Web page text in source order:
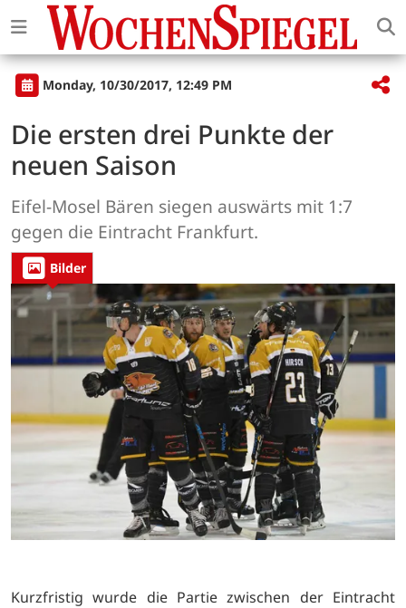
Monday, 10/30/2017, 12:49 PM
Die ersten drei Punkte der
neuen Saison
Eifel-Mosel Bären siegen auswärts mit 1:7
gegen die Eintracht Frankfurt.
Bilder
Kurzfristig wurde die Partie zwischen der Eintracht